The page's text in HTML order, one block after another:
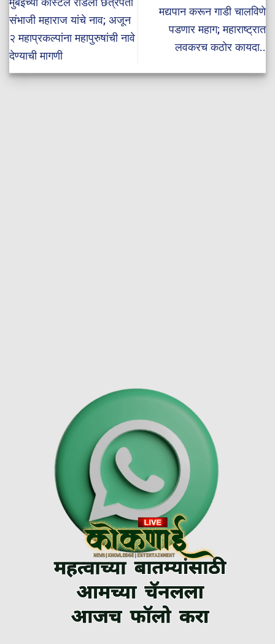
संभाजी महाराज यांचे नाव; अजून
२ महाप्रकल्पांना महापुरुषांची नावे
देण्याची मागणी
मद्यपान करून गाडी चालविणे
पडणार महाग; महाराष्ट्रात
लवकरच कठोर कायदा..